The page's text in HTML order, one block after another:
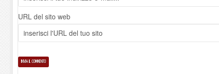
URL del sito web